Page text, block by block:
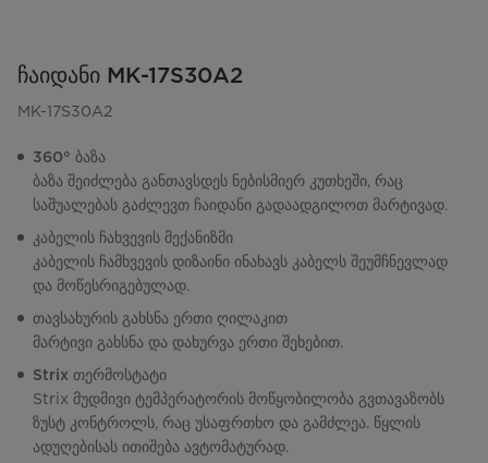
ჩაიდანი MK-17S30A2
MK-17S30A2
360° ბაზა
ბაზა შეიძლება განთავსდეს ნებისმიერ კუთხეში, რაც
საშუალებას გაძლევთ ჩაიდანი გადაადგილოთ მარტივად.
კაბელის ჩახვევის მექანიზმი
კაბელის ჩამხვევის დიზაინი ინახავს კაბელს შეუმჩნევლად
და მოწესრიგებულად.
თავსახურის გახსნა ერთი ღილაკით
მარტივი გახსნა და დახურვა ერთი შეხებით.
Strix თერმოსტატი
Strix მუდმივი ტემპერატორის მოწყობილობა გვთავაზობს
ზუსტ კონტროლს, რაც უსაფრთხო და გამძლეა. წყლის
ადუღებისას ითიშება ავტომატურად.